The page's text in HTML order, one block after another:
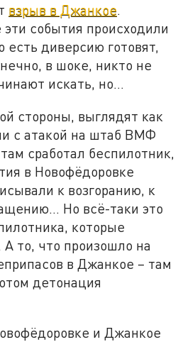
взрыв в Джанкое.
события происходили
есть диверсию готовят,
в шоке, никто не
искать, но…
стороны, выглядят как
с атакой на штаб ВМФ
сработал беспилотник,
в Новофёдоровке
к возгоранию, к
Но всё-таки это
которые
А то, что произошло на
в Джанкое – там
детонация
и Джанкое